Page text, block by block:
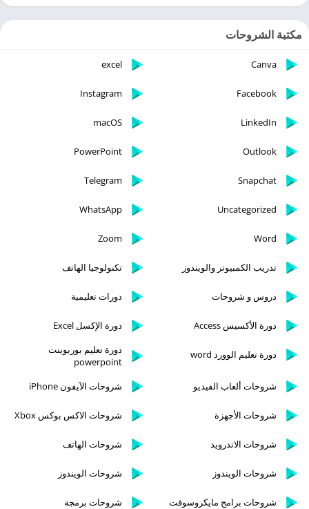
مكتبة الشروحات
Canva
excel
Facebook
Instagram
LinkedIn
macOS
Outlook
PowerPoint
Snapchat
Telegram
Uncategorized
WhatsApp
Word
Zoom
تدريب الكمبيوتر والويندوز تكنولوجيا الهاتف
دروس و شروحات دورات تعليمية
دورة الأكسيس Access دورة الإكسل Excel
دورة تعليم الوورد word
دورة تعليم بوربوينت
powerpoint
شروحات ألعاب الفيديو
شروحات الآيفون iPhone
شروحات الأجهزة شروحات الاكس بوكس Xbox
شروحات الاندرويد شروحات الهاتف
شروحات الويندوز شروحات الويندوز
شروحات برامج مايكروسوفت
شروحات برمجة